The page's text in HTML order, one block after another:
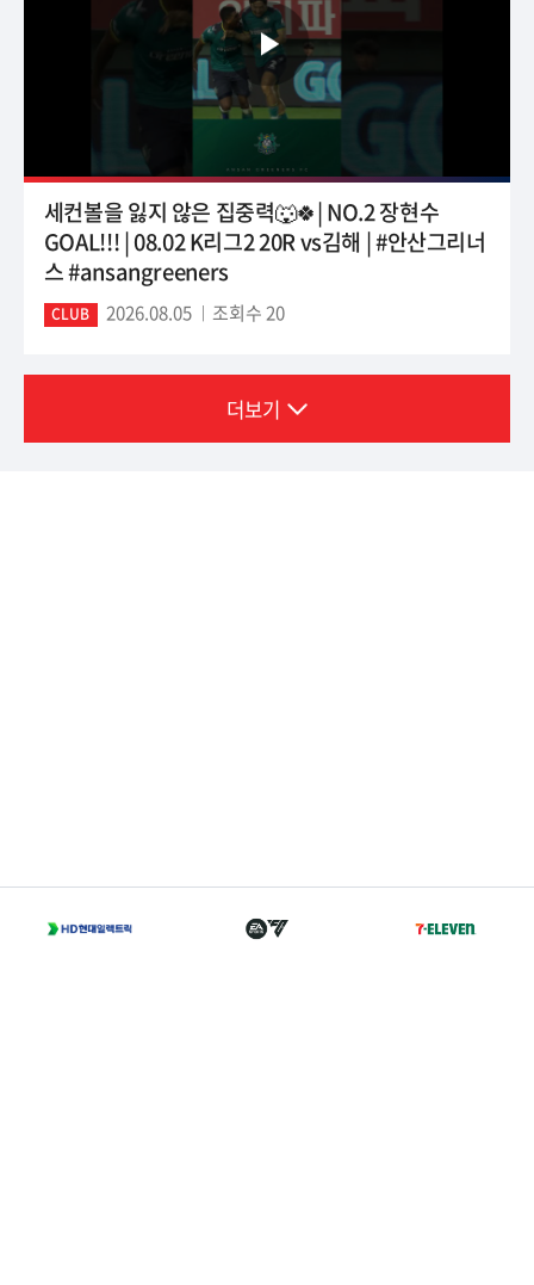
세컨볼을 잃지 않은 집중력🐺🍀| NO.2 장현수
GOAL!!! | 08.02 K리그2 20R vs김해 | #안산그리너
스 #ansangreeners
CLUB 2026.08.05 조회수 20
더보기